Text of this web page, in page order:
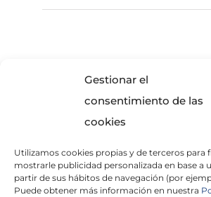
Gestionar el
consentimiento de las
cookies
Utilizamos cookies propias y de terceros para
mostrarle publicidad personalizada en base a
partir de sus hábitos de navegación (por
Puede obtener más información en nuestra